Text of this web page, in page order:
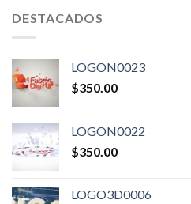
DESTACADOS
LOGON0023
$350.00
LOGON0022
$350.00
LOGO3D0006